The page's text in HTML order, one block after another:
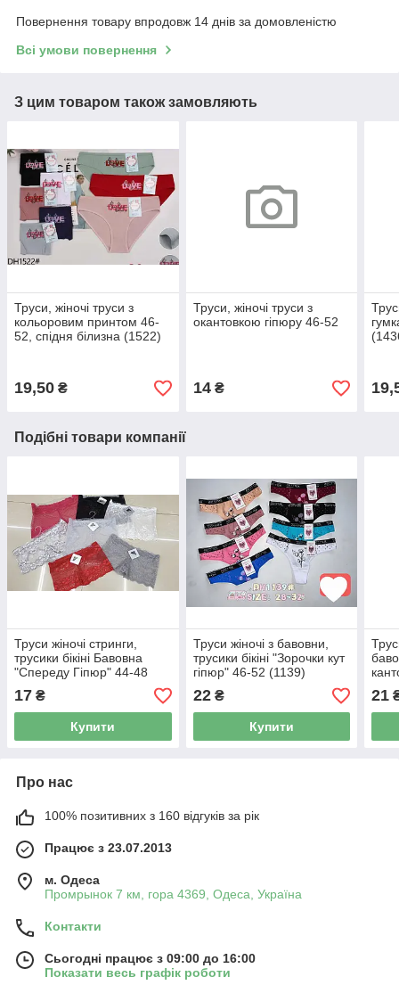
Повернення товару впродовж 14 днів за домовленістю
Всі умови повернення
З цим товаром також замовляють
Труси, жіночі труси з
кольоровим принтом 46-
52, спідня білизна (1522)
19,50 ₴
Труси, жіночі труси з
окантовкою гіпюру 46-52
14₴
Подібні товари компанії
Труси жіночі стринги,
трусики бікіні Бавовна
"Спереду Гіпюр" 44-48
17 ₴
Купити
Труси жіночі з бавовни,
трусики бікіні "Зорочки кут
гіпюр" 46-52 (1139)
22₴
Купити
21
Про нас
100% позитивних з 160 відгуків за рік
Працює з 23.07.2013
м. Одеса
Промрынок 7 км, гора 4369, Одеса, Україна
Контакти
Сьогодні працює з 09:00 до 16:00
Показати весь графік роботи